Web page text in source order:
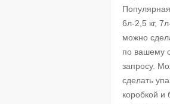
6л-2,5 кг,
можно
по вашему
запросу.
сделать
коробкой и